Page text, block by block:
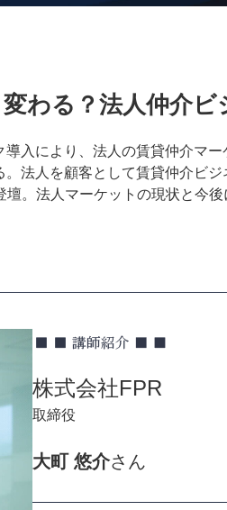
わる？法人仲介ビ
入により、法人の賃貸仲介マ
法人を顧客として賃貸仲介ビ
。法人マーケットの現状と今後
株式会社FPR
取締役
大町 悠介さん